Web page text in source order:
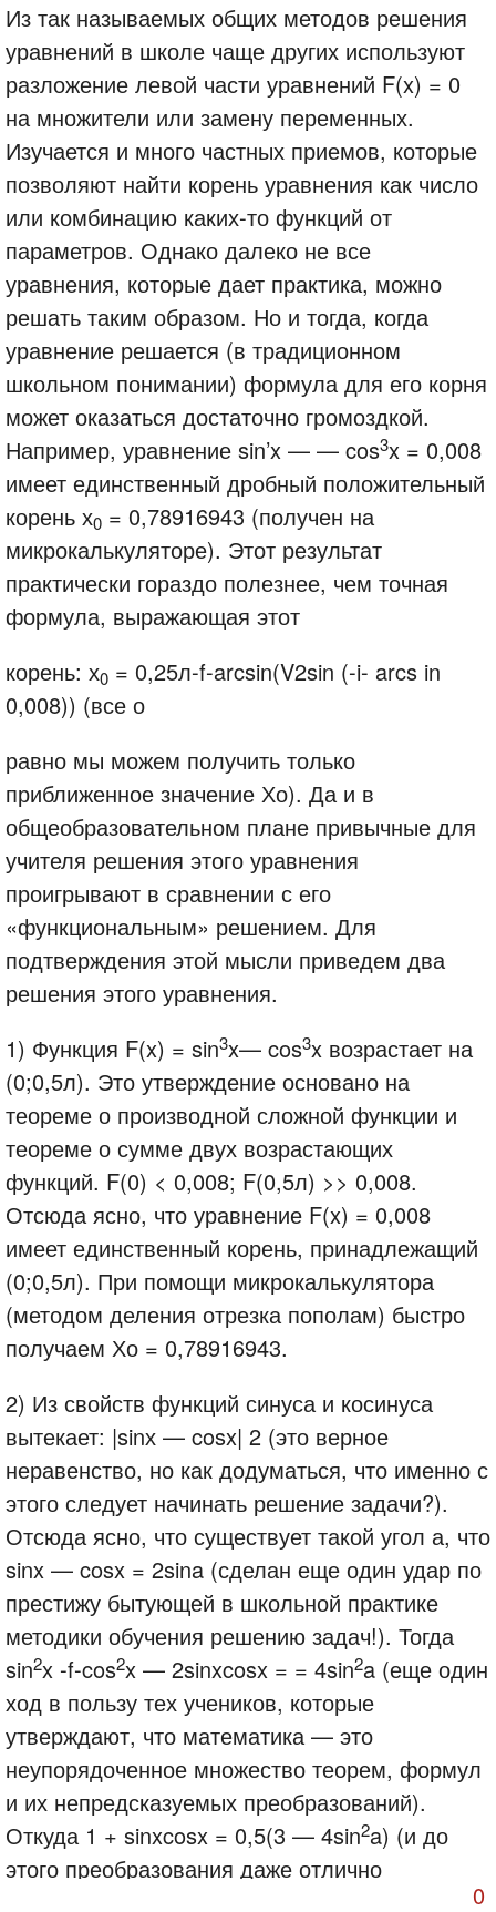
Из так называемых общих методов решения
уравнений в школе чаще других используют
разложение левой части уравнений F(x) = 0
на множители или замену переменных.
Изучается и много частных приемов, которые
позволяют найти корень уравнения как число
или комбинацию каких-то функций от
параметров. Однако далеко не все
уравнения, которые дает практика, можно
решать таким образом. Но и тогда, когда
уравнение решается (в традиционном
школьном понимании) формула для его корня
может оказаться достаточно громоздкой.
Например, уравнение sin’x — — cos3x = 0,008
имеет единственный дробный положительный
корень х0 = 0,78916943 (получен на
микрокалькуляторе). Этот результат
практически гораздо полезнее, чем точная
формула, выражающая этот
корень: х0 = 0,25л-f-arcsin(V2sin (-i- arcs in
0,008)) (все о
равно мы можем получить только
приближенное значение Хо). Да и в
общеобразовательном плане привычные для
учителя решения этого уравнения
проигрывают в сравнении с его
«функциональным» решением. Для
подтверждения этой мысли приведем два
решения этого уравнения.
1) Функция F(x) = sin3x— cos3x возрастает на
(0;0,5л). Это утверждение основано на
теореме о производной сложной функции и
теореме о сумме двух возрастающих
функций. F(0) < 0,008; F(0,5л) >> 0,008.
Отсюда ясно, что уравнение F(x) = 0,008
имеет единственный корень, принадлежащий
(0;0,5л). При помощи микрокалькулятора
(методом деления отрезка пополам) быстро
получаем Хо = 0,78916943.
2) Из свойств функций синуса и косинуса
вытекает: |sinх — cosx| 2 (это верное
неравенство, но как додуматься, что именно с
этого следует начинать решение задачи?).
Отсюда ясно, что существует такой угол а, что
sinx — cosx = 2sina (сделан еще один удар по
престижу бытующей в школьной практике
методики обучения решению задач!). Тогда
sin2x -f-cos2x — 2sinxcosx = = 4sin2a (еще один
ход в пользу тех учеников, которые
утверждают, что математика — это
неупорядоченное множество теорем, формул
и их непредсказуемых преобразований).
Откуда 1 + sinxcosx = 0,5(3 — 4sin2a) (и до
этого преобразования даже отлично
успевающему ученику додуматься непросто!).
0